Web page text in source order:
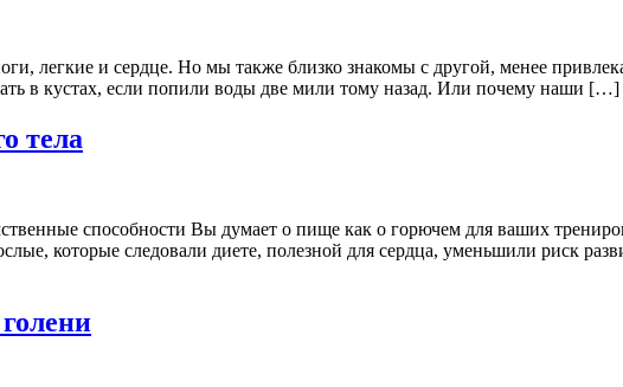
легкие и сердце. Но мы также близко знакомы с другой, менее
в кустах, если попили воды две мили тому назад. Или почему наши […]
тела
способности Вы думает о пище как о горючем для ваших
которые следовали диете, полезной для сердца, уменьшили риск